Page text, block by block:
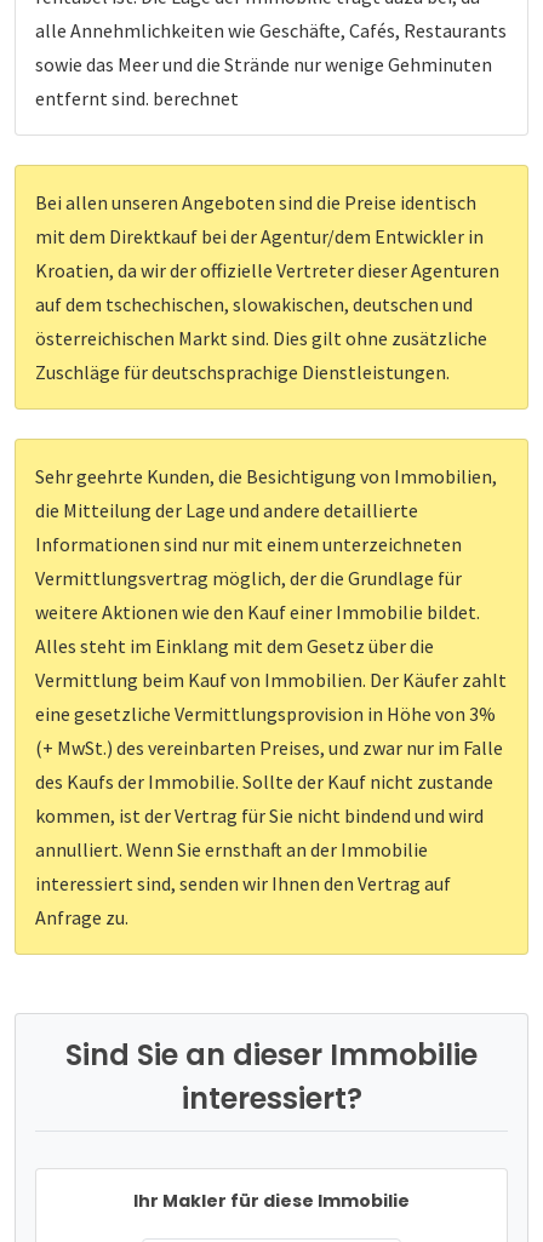
alle Annehmlichkeiten wie Geschäfte, Cafés, Restaurants
sowie das Meer und die Strände nur wenige Gehminuten
entfernt sind. berechnet
Bei allen unseren Angeboten sind die Preise identisch
mit dem Direktkauf bei der Agentur/dem Entwickler in
Kroatien, da wir der offizielle Vertreter dieser Agenturen
auf dem tschechischen, slowakischen, deutschen und
österreichischen Markt sind. Dies gilt ohne zusätzliche
Zuschläge für deutschsprachige Dienstleistungen.
Sehr geehrte Kunden, die Besichtigung von Immobilien,
die Mitteilung der Lage und andere detaillierte
Informationen sind nur mit einem unterzeichneten
Vermittlungsvertrag möglich, der die Grundlage für
weitere Aktionen wie den Kauf einer Immobilie bildet.
Alles steht im Einklang mit dem Gesetz über die
Vermittlung beim Kauf von Immobilien. Der Käufer zahlt
eine gesetzliche Vermittlungsprovision in Höhe von 3%
(+ MwSt.) des vereinbarten Preises, und zwar nur im Falle
des Kaufs der Immobilie. Sollte der Kauf nicht zustande
kommen, ist der Vertrag für Sie nicht bindend und wird
annulliert. Wenn Sie ernsthaft an der Immobilie
interessiert sind, senden wir Ihnen den Vertrag auf
Anfrage zu.
Sind Sie an dieser Immobilie
interessiert?
Ihr Makler für diese Immobilie